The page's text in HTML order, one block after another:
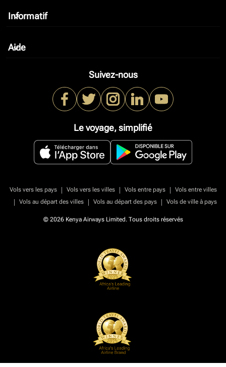
Informatif
keyboard_arrow_down
Aide
keyboard_arrow_down
Suivez-nous
Le voyage, simplifié
Vols vers les pays | Vols vers les villes | Vols entre pays |
Vols entre villes
|
Vols au départ des villes | Vols au départ des pays | Vols de ville à pays
© 2026 Kenya Airways Limited. Tous droits réservés